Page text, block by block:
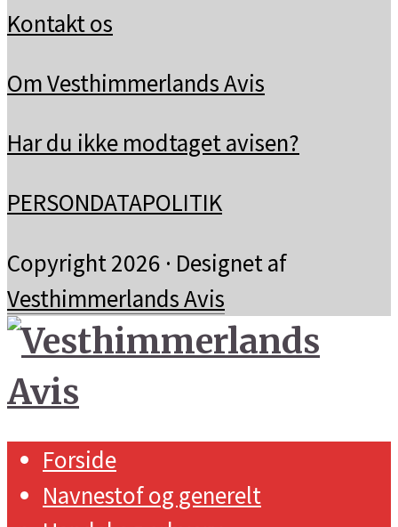
Kontakt os
Om Vesthimmerlands Avis
Har du ikke modtaget avisen?
PERSONDATAPOLITIK
Copyright 2026 · Designet af
Vesthimmerlands Avis
Forside
Navnestof og generelt